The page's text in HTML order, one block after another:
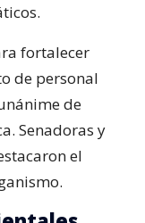
fortalecer
de personal
de
Senadoras y
el